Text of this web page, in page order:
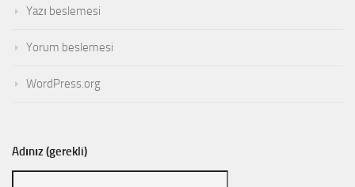
Yazı beslemesi
Yorum beslemesi
WordPress.org
Adınız (gerekli)